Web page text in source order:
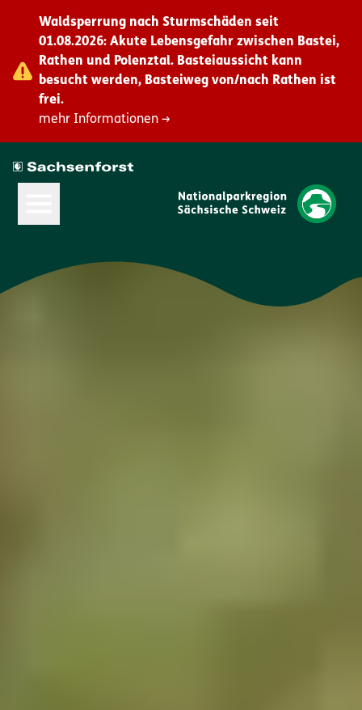
Waldsperrung nach Sturmschäden seit
01.08.2026: Akute Lebensgefahr zwischen Bastei,
Rathen und Polenztal. Basteiaussicht kann
besucht werden, Basteiweg von/nach Rathen ist
frei.
mehr Informationen →